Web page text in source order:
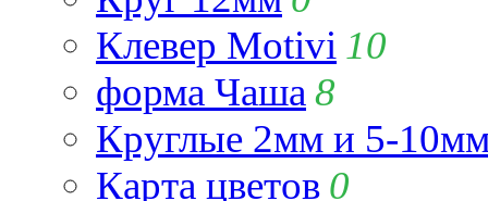
Клевер Motivi 10
форма Чаша 8
Круглые 2мм и 5-
Карта цветов 0